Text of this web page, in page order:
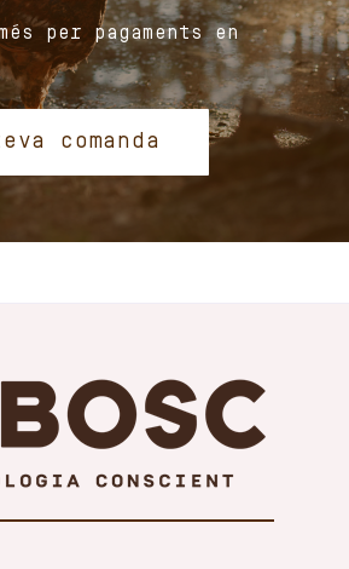
per pagaments en
comanda